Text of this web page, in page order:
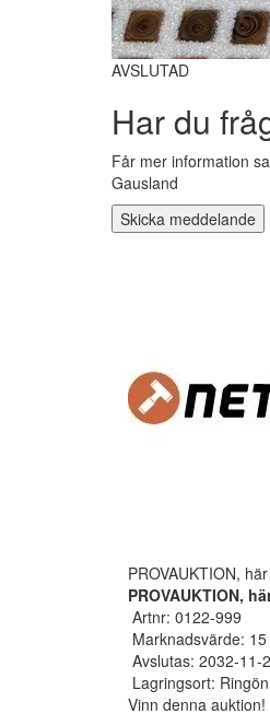
AVSLUTAD
Har du
Får mer information
Gausland
Skicka meddelande
PROVAUKTION,
PROVAUKTION,
Artnr: 0122-999
Marknadsvärde:
Avslutas: 2032-11-
Lagringsort: Ringön
Vinn denna auktion!